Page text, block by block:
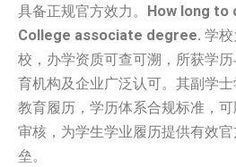
具备正规官方效力。
How long to
College associate degree. 学
校，办学资质可查可溯，所获学
育机构及企业广泛认可。其副学
教育履历，学历体系合规标准，
审核，为学生学业履历提供有效
垒。